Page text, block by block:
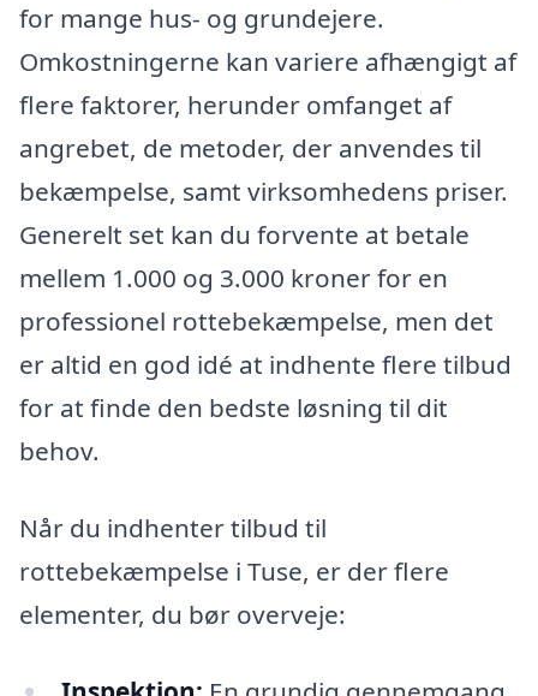
for mange hus- og grundejere.
Omkostningerne kan variere afhængigt af
flere faktorer, herunder omfanget af
angrebet, de metoder, der anvendes til
bekæmpelse, samt virksomhedens priser.
Generelt set kan du forvente at betale
mellem 1.000 og 3.000 kroner for en
professionel rottebekæmpelse, men det
er altid en god idé at indhente flere tilbud
for at finde den bedste løsning til dit
behov.
Når du indhenter tilbud til
rottebekæmpelse i Tuse, er der flere
elementer, du bør overveje: